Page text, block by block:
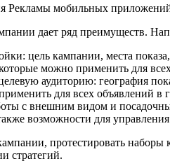
дает ряд преимуществ.
цель кампании, места
можно применить для
аудиторию: география
для всех объявлений в
с внешним видом и
возможности для
протестировать наборы
стратегий.